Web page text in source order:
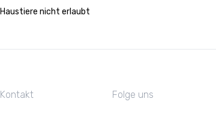
Haustiere nicht erlaubt
Kontakt Folge uns